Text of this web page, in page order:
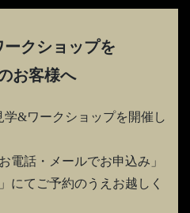
クショップを
お客様へ
&ワークショップを開催し
電話・メールでお申込み」
にてご予約のうえお越しく